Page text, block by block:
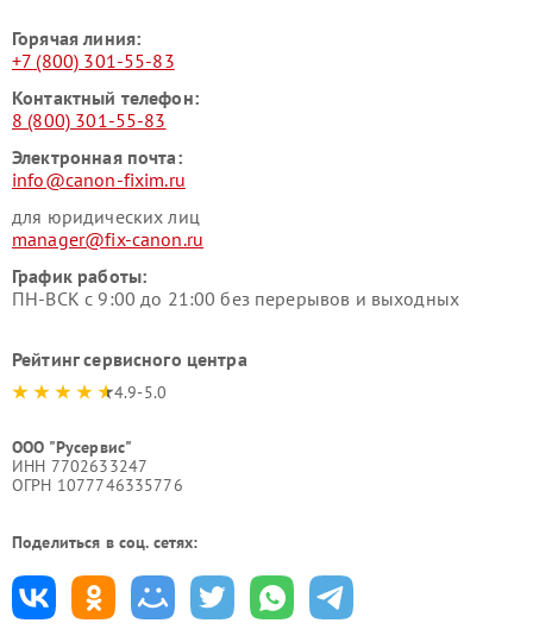
Горячая линия:
+7 (800) 301-55-83
Контактный телефон:
8 (800) 301-55-83
Электронная почта:
info@canon-fixim.ru
для юридических лиц
manager@fix-canon.ru
График работы:
ПН-ВСК с 9:00 до 21:00 без перерывов и выходных
Рейтинг сервисного центра
4.9-5.0
ООО "Русервис"
ИНН 7702633247
ОГРН 1077746335776
Поделиться в соц. сетях: